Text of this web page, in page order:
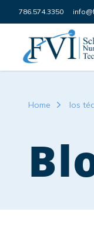
Skip to content
786.574.3350
FVI School of
Home los